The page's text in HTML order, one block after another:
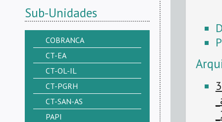
Sub-Unidades
COBRANCA
CT-EA
CT-OL-IL
CT-PGRH
CT-SAN-AS
PAPI